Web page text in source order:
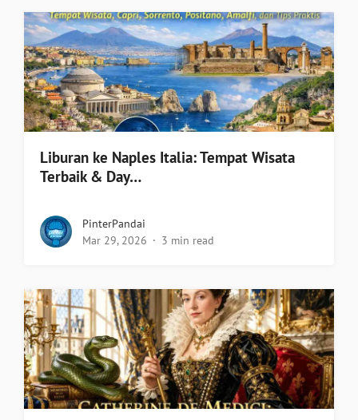
Liburan ke Naples Italia: Tempat Wisata
Terbaik & Day…
PinterPandai
Mar 29, 2026
3 min read